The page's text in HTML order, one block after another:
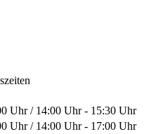
Uhr / 14:00 Uhr - 15:30 Uhr
Uhr / 14:00 Uhr - 17:00 Uhr